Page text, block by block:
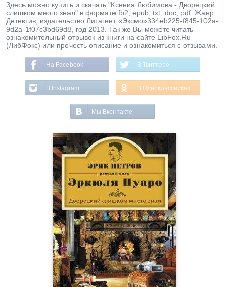
Здесь можно купить и скачать "Ксения Любимова - Дворецкий
слишком много знал" в формате fb2, epub, txt, doc, pdf. Жанр:
Детектив, издательство Литагент «Эксмо»334eb225-f845-102a-
9d2a-1f07c3bd69d8, год 2013. Так же Вы можете читать
ознакомительный отрывок из книги на сайте LibFox.Ru
(ЛибФокс) или прочесть описание и ознакомиться с отзывами.
На Facebook В Твиттере
В Instagram В Одноклассниках
Мы Вконтакте